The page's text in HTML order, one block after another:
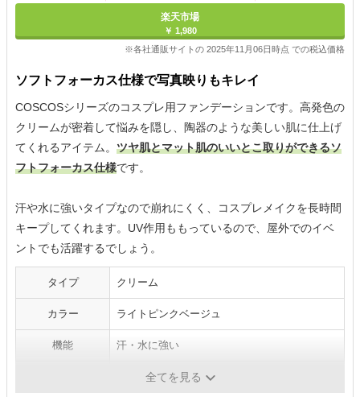
楽天市場
￥ 1,980
※各社通販サイトの 2025年11月06日時点 での税込価格
ソフトフォーカス仕様で写真映りもキレイ
COSCOSシリーズのコスプレ用ファンデーションです。高発色の
クリームが密着して悩みを隠し、陶器のような美しい肌に仕上げ
てくれるアイテム。 ツヤ肌とマット肌のいいとこ取りができるソ
フトフォーカス仕様です。
汗や水に強いタイプなので崩れにくく、コスプレメイクを長時間
キープしてくれます。UV作用ももっているので、屋外でのイベ
ントでも活躍するでしょう。
タイプ クリーム
カラー ライトピンクベージュ
機能 汗・水に強い
コラーゲン、ヒアルロン酸、スクワラン
全てを見る